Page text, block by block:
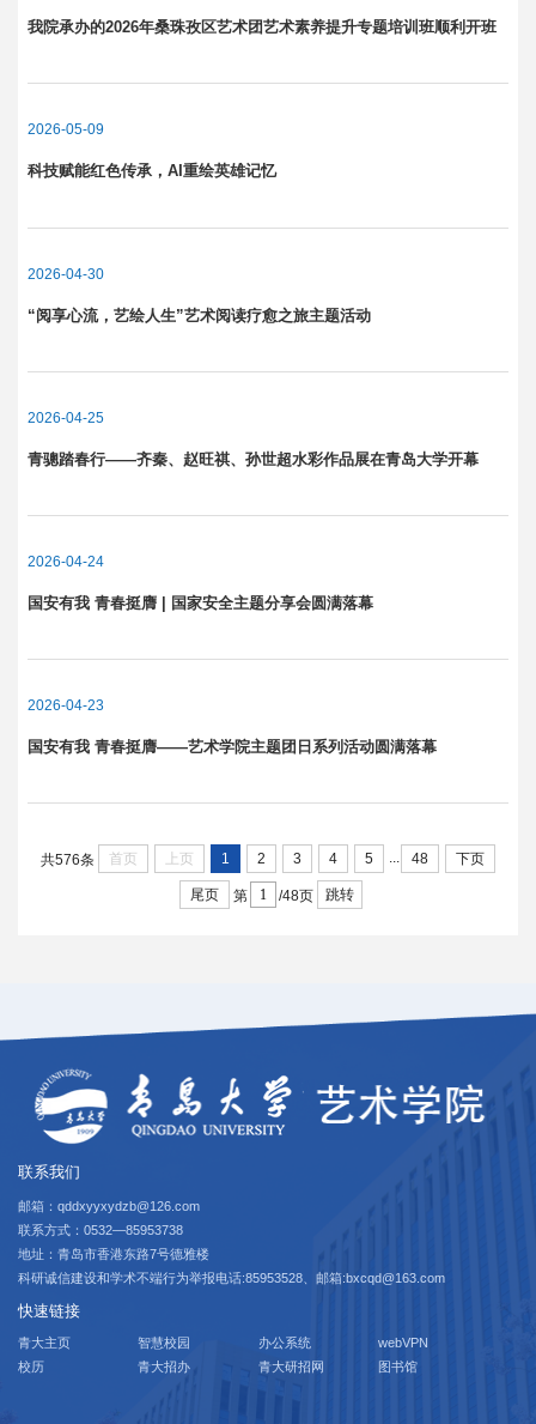
我院承办的2026年桑珠孜区艺术团艺术素养提升专题培训班顺利开班
2026-05-09
科技赋能红色传承，AI重绘英雄记忆
2026-04-30
“阅享心流，艺绘人生”艺术阅读疗愈之旅主题活动
2026-04-25
青骢踏春行——齐秦、赵旺祺、孙世超水彩作品展在青岛大学开幕
2026-04-24
国安有我 青春挺膺 | 国家安全主题分享会圆满落幕
2026-04-23
国安有我 青春挺膺——艺术学院主题团日系列活动圆满落幕
共576条 首页 上页 1 2 3 4 5 ... 48 下页
尾页 第 /48页 跳转
联系我们
邮箱：qddxyyxydzb@126.com
联系方式：0532—85953738
地址：青岛市香港东路7号德雅楼
科研诚信建设和学术不端行为举报电话:85953528、邮箱:bxcqd@163.com
快速链接
青大主页 智慧校园 办公系统
webVPN
校历
青大招办 青大研招网 图书馆